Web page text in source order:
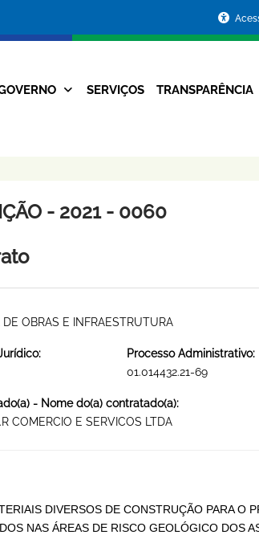
Navegação
SERVIÇOS TRANSPARÊNCIA
- 2021 - 0060
OBRAS E INFRAESTRUTURA
Processo Administrativo:
01.014432.21-69
- Nome do(a) contratado(a):
COMERCIO E SERVICOS LTDA
DIVERSOS DE CONSTRUÇÃO PARA O
NAS ÁREAS DE RISCO GEOLÓGICO DOS